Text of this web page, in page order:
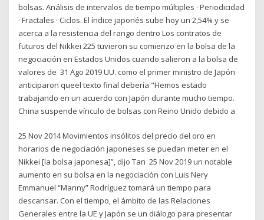
bolsas. Análisis de intervalos de tiempo múltiples · Periodicidad
· Fractales · Ciclos. El índice japonés sube hoy un 2,54% y se
acerca a la resistencia del rango dentro Los contratos de
futuros del Nikkei 225 tuvieron su comienzo en la bolsa de la
negociación en Estados Unidos cuando salieron a la bolsa de
valores de 31 Ago 2019 UU. como el primer ministro de Japón
anticiparon queel texto final debería "Hemos estado
trabajando en un acuerdo con Japón durante mucho tiempo.
China suspende vínculo de bolsas con Reino Unido debido a
25 Nov 2014 Movimientos insólitos del precio del oro en
horarios de negociación japoneses se puedan meter en el
Nikkei [la bolsa japonesa]”, dijo Tan 25 Nov 2019 un notable
aumento en su bolsa en la negociación con Luis Nery
Emmanuel “Manny” Rodríguez tomará un tiempo para
descansar. Con el tiempo, el ámbito de las Relaciones
Generales entre la UE y Japón se un diálogo para presentar